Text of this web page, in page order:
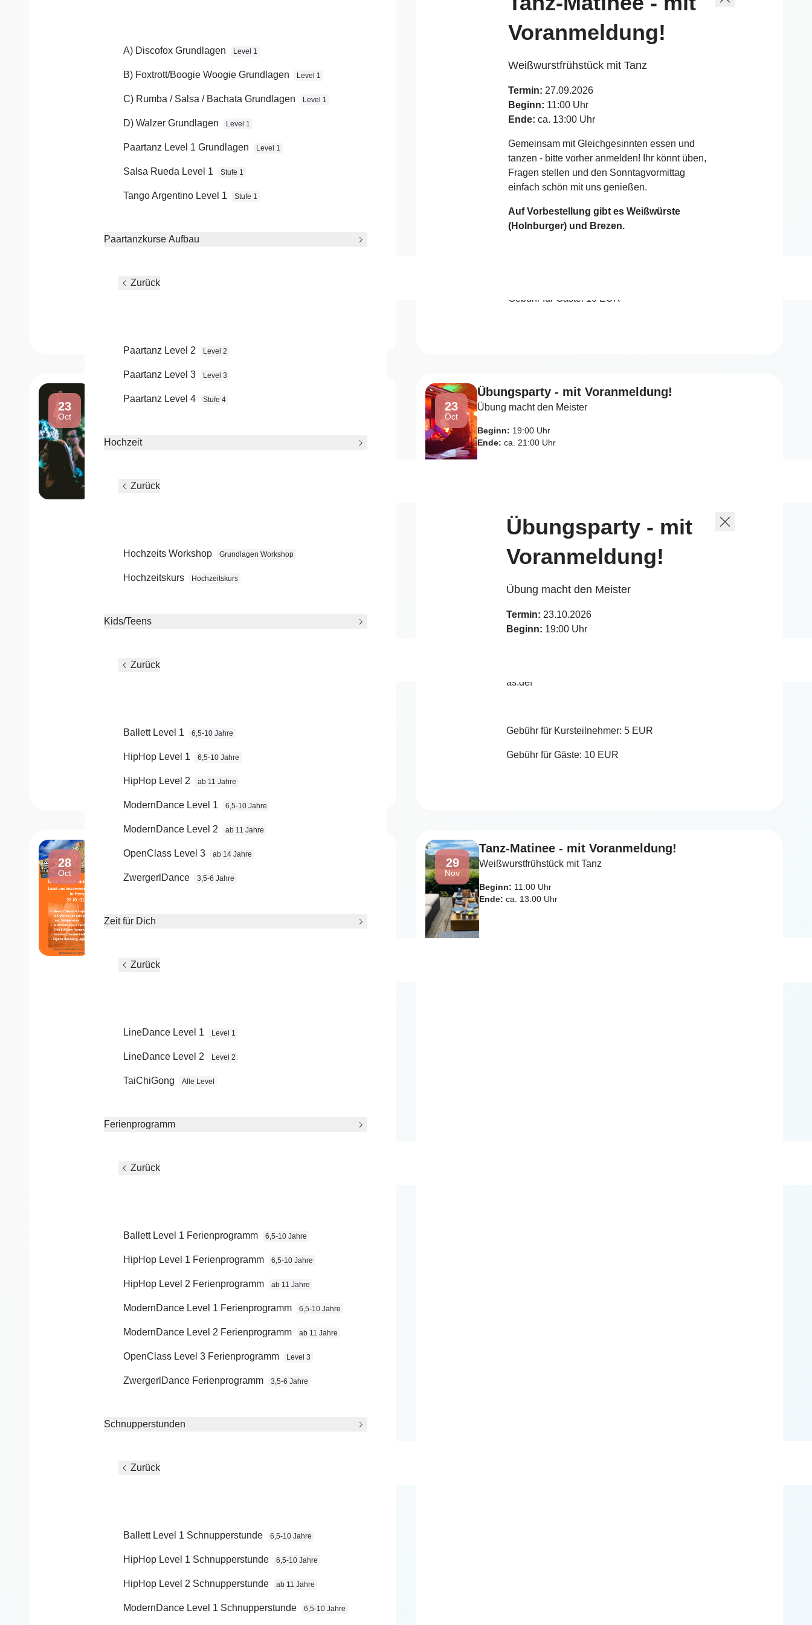
A) Discofox Grundlagen Level 1
B) Foxtrott/Boogie Woogie Grundlagen Level 1
C) Rumba / Salsa / Bachata Grundlagen Level 1
D) Walzer Grundlagen Level 1
Paartanz Level 1 Grundlagen Level 1
Salsa Rueda Level 1 Stufe 1
Tango Argentino Level 1 Stufe 1
Paartanzkurse Aufbau
Zurück
Paartanz Level 2 Level 2
Paartanz Level 3 Level 3
Paartanz Level 4 Stufe 4
Hochzeit
Zurück
Hochzeits Workshop Grundlagen Workshop
Hochzeitskurs Hochzeitskurs
Kids/Teens
Zurück
Ballett Level 1 6,5-10 Jahre
HipHop Level 1 6,5-10 Jahre
HipHop Level 2 ab 11 Jahre
ModernDance Level 1 6,5-10 Jahre
ModernDance Level 2 ab 11 Jahre
OpenClass Level 3 ab 14 Jahre
ZwergerlDance 3,5-6 Jahre
Zeit für Dich
Zurück
LineDance Level 1 Level 1
LineDance Level 2 Level 2
TaiChiGong Alle Level
Ferienprogramm
Zurück
Ballett Level 1 Ferienprogramm 6,5-10 Jahre
HipHop Level 1 Ferienprogramm 6,5-10 Jahre
HipHop Level 2 Ferienprogramm ab 11 Jahre
ModernDance Level 1 Ferienprogramm 6,5-10 Jahre
ModernDance Level 2 Ferienprogramm ab 11 Jahre
OpenClass Level 3 Ferienprogramm Level 3
ZwergerlDance Ferienprogramm 3,5-6 Jahre
Schnupperstunden
Zurück
Ballett Level 1 Schnupperstunde 6,5-10 Jahre
HipHop Level 1 Schnupperstunde 6,5-10 Jahre
HipHop Level 2 Schnupperstunde ab 11 Jahre
ModernDance Level 1 Schnupperstunde 6,5-10 Jahre
Übungsparty - mit
Voranmeldung!
Beginn:19:00 Uhr
Voranmeldung!
Weißwurstfrühstück mit Tanz
Termin: 27.09.2026
Beginn: 11:00 Uhr
Ende: ca. 13:00 Uhr
Gemeinsam mit Gleichgesinnten essen und
tanzen - bitte vorher anmelden! Ihr könnt üben,
Fragen stellen und den Sonntagvormittag
einfach schön mit uns genießen.
Auf Vorbestellung gibt es Weißwürste
(Holnburger) und Brezen.
Gebühr für Gäste: 10 EUR
23
Oct
EinsteigerCoaching - mit Voranmeldung!
Ende:ca. 19:00 Uhr
- mit
Voranmeldung!
Ende:ca. 19:00 Uhr
Hilfe bitten.
Gebühr für Kursteilnehmer: 5 EUR
23
Oct
Übungsparty - mit Voranmeldung!
Übung macht den Meister
Beginn: 19:00 Uhr
Ende: ca. 21:00 Uhr
Übungsparty - mit
Voranmeldung!
Übung macht den Meister
Termin: 23.10.2026
Beginn: 19:00 Uhr
as.de!
Gebühr für Kursteilnehmer: 5 EUR
Gebühr für Gäste: 10 EUR
28
Oct
Tanzreise nach Kreta
Mehr anzeigen
Tanzreise nach
Tanzen, Meer und gutes Essen
Termin:28.10.2026
Beginn:08:00 Uhr
HERSONISOS (Kreta)
Imperial Belvedere”
https://belvedereresort.com/de/
65 EUR pro Person, pro Nacht (Doppelzimmer)
Mittagessen
Kaffee und Snacks
Eigene Buchung, eigene Anreise!
Tag 1
18:00 Uhr Welcom-Drink
18:30 Uhr Workshop I
29
Nov
Tanz-Matinee - mit Voranmeldung!
Weißwurstfrühstück mit Tanz
Beginn: 11:00 Uhr
Ende: ca. 13:00 Uhr